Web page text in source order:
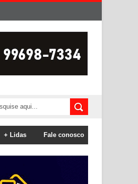
+ Lidas Fale conosco